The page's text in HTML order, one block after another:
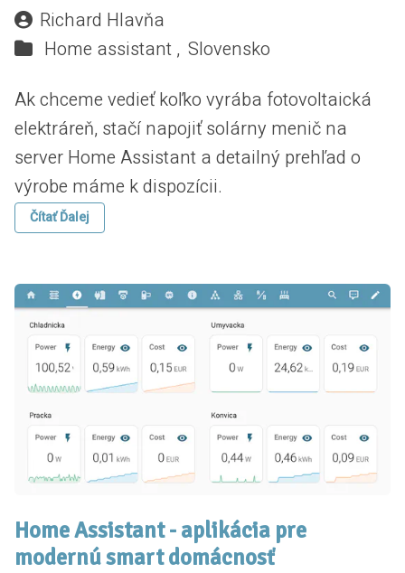
Richard Hlavňa
Home assistant , Slovensko
Ak chceme vedieť koľko vyrába fotovoltaická
elektráreň, stačí napojiť solárny menič na
server Home Assistant a detailný prehľad o
výrobe máme k dispozícii.
Čítať Ďalej
Home Assistant - aplikácia pre
modernú smart domácnosť